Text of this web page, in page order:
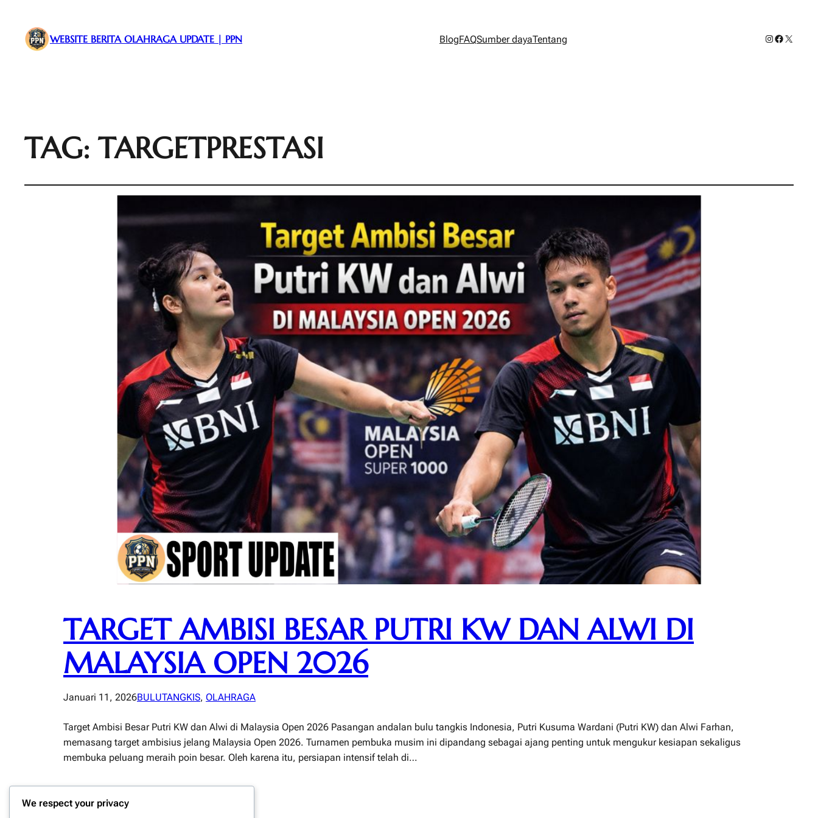
WEBSITE BERITA OLAHRAGA UPDATE | PPN BlogFAQSumber dayaTentang Instagram
Facebook
X
TAG:TARGETPRESTASI
TARGET AMBISI BESAR PUTRI KW DAN ALWI DI
MALAYSIA OPEN 2026
Januari 11, 2026BULUTANGKIS, OLAHRAGA
Target Ambisi Besar Putri KW dan Alwi di Malaysia Open 2026 Pasangan andalan bulu tangkis Indonesia, Putri Kusuma Wardani (Putri KW) dan Alwi Farhan,
memasang target ambisius jelang Malaysia Open 2026. Turnamen pembuka musim ini dipandang sebagai ajang penting untuk mengukur kesiapan sekaligus
membuka peluang meraih poin besar. Oleh karena itu, persiapan intensif telah di…
We respect your privacy